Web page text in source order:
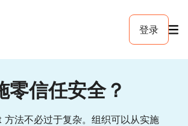
登录
零信任安全？
法不必过于复杂。组织可以从实施